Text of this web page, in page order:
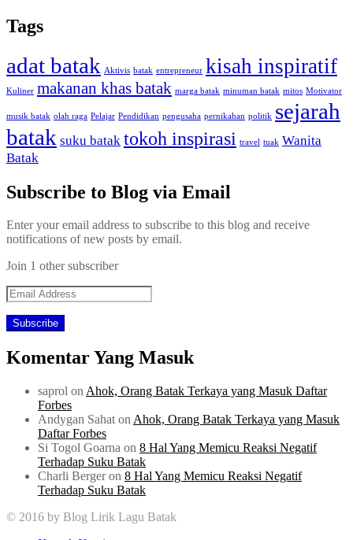
Tags
adat batak Aktivis batak entrepreneur kisah inspiratif
Kuliner makanan khas batak marga batak minuman batak mitos Motivator
musik batak olah raga Pelajar Pendidikan pengusaha pernikahan politik sejarah
batak suku batak tokoh inspirasi travel tuak Wanita
Batak
Subscribe to Blog via Email
Enter your email address to subscribe to this blog and receive
notifications of new posts by email.
Join 1 other subscriber
Email
Address
Komentar Yang Masuk
saprol on Ahok, Orang Batak Terkaya yang Masuk Daftar
Forbes
Andygan Sahat on Ahok, Orang Batak Terkaya yang Masuk
Daftar Forbes
Si Togol Goarna on 8 Hal Yang Memicu Reaksi Negatif
Terhadap Suku Batak
Charli Bergeron 8 Hal Yang Memicu Reaksi Negatif
Terhadap Suku Batak
© 2016 by Blog Lirik Lagu Batak